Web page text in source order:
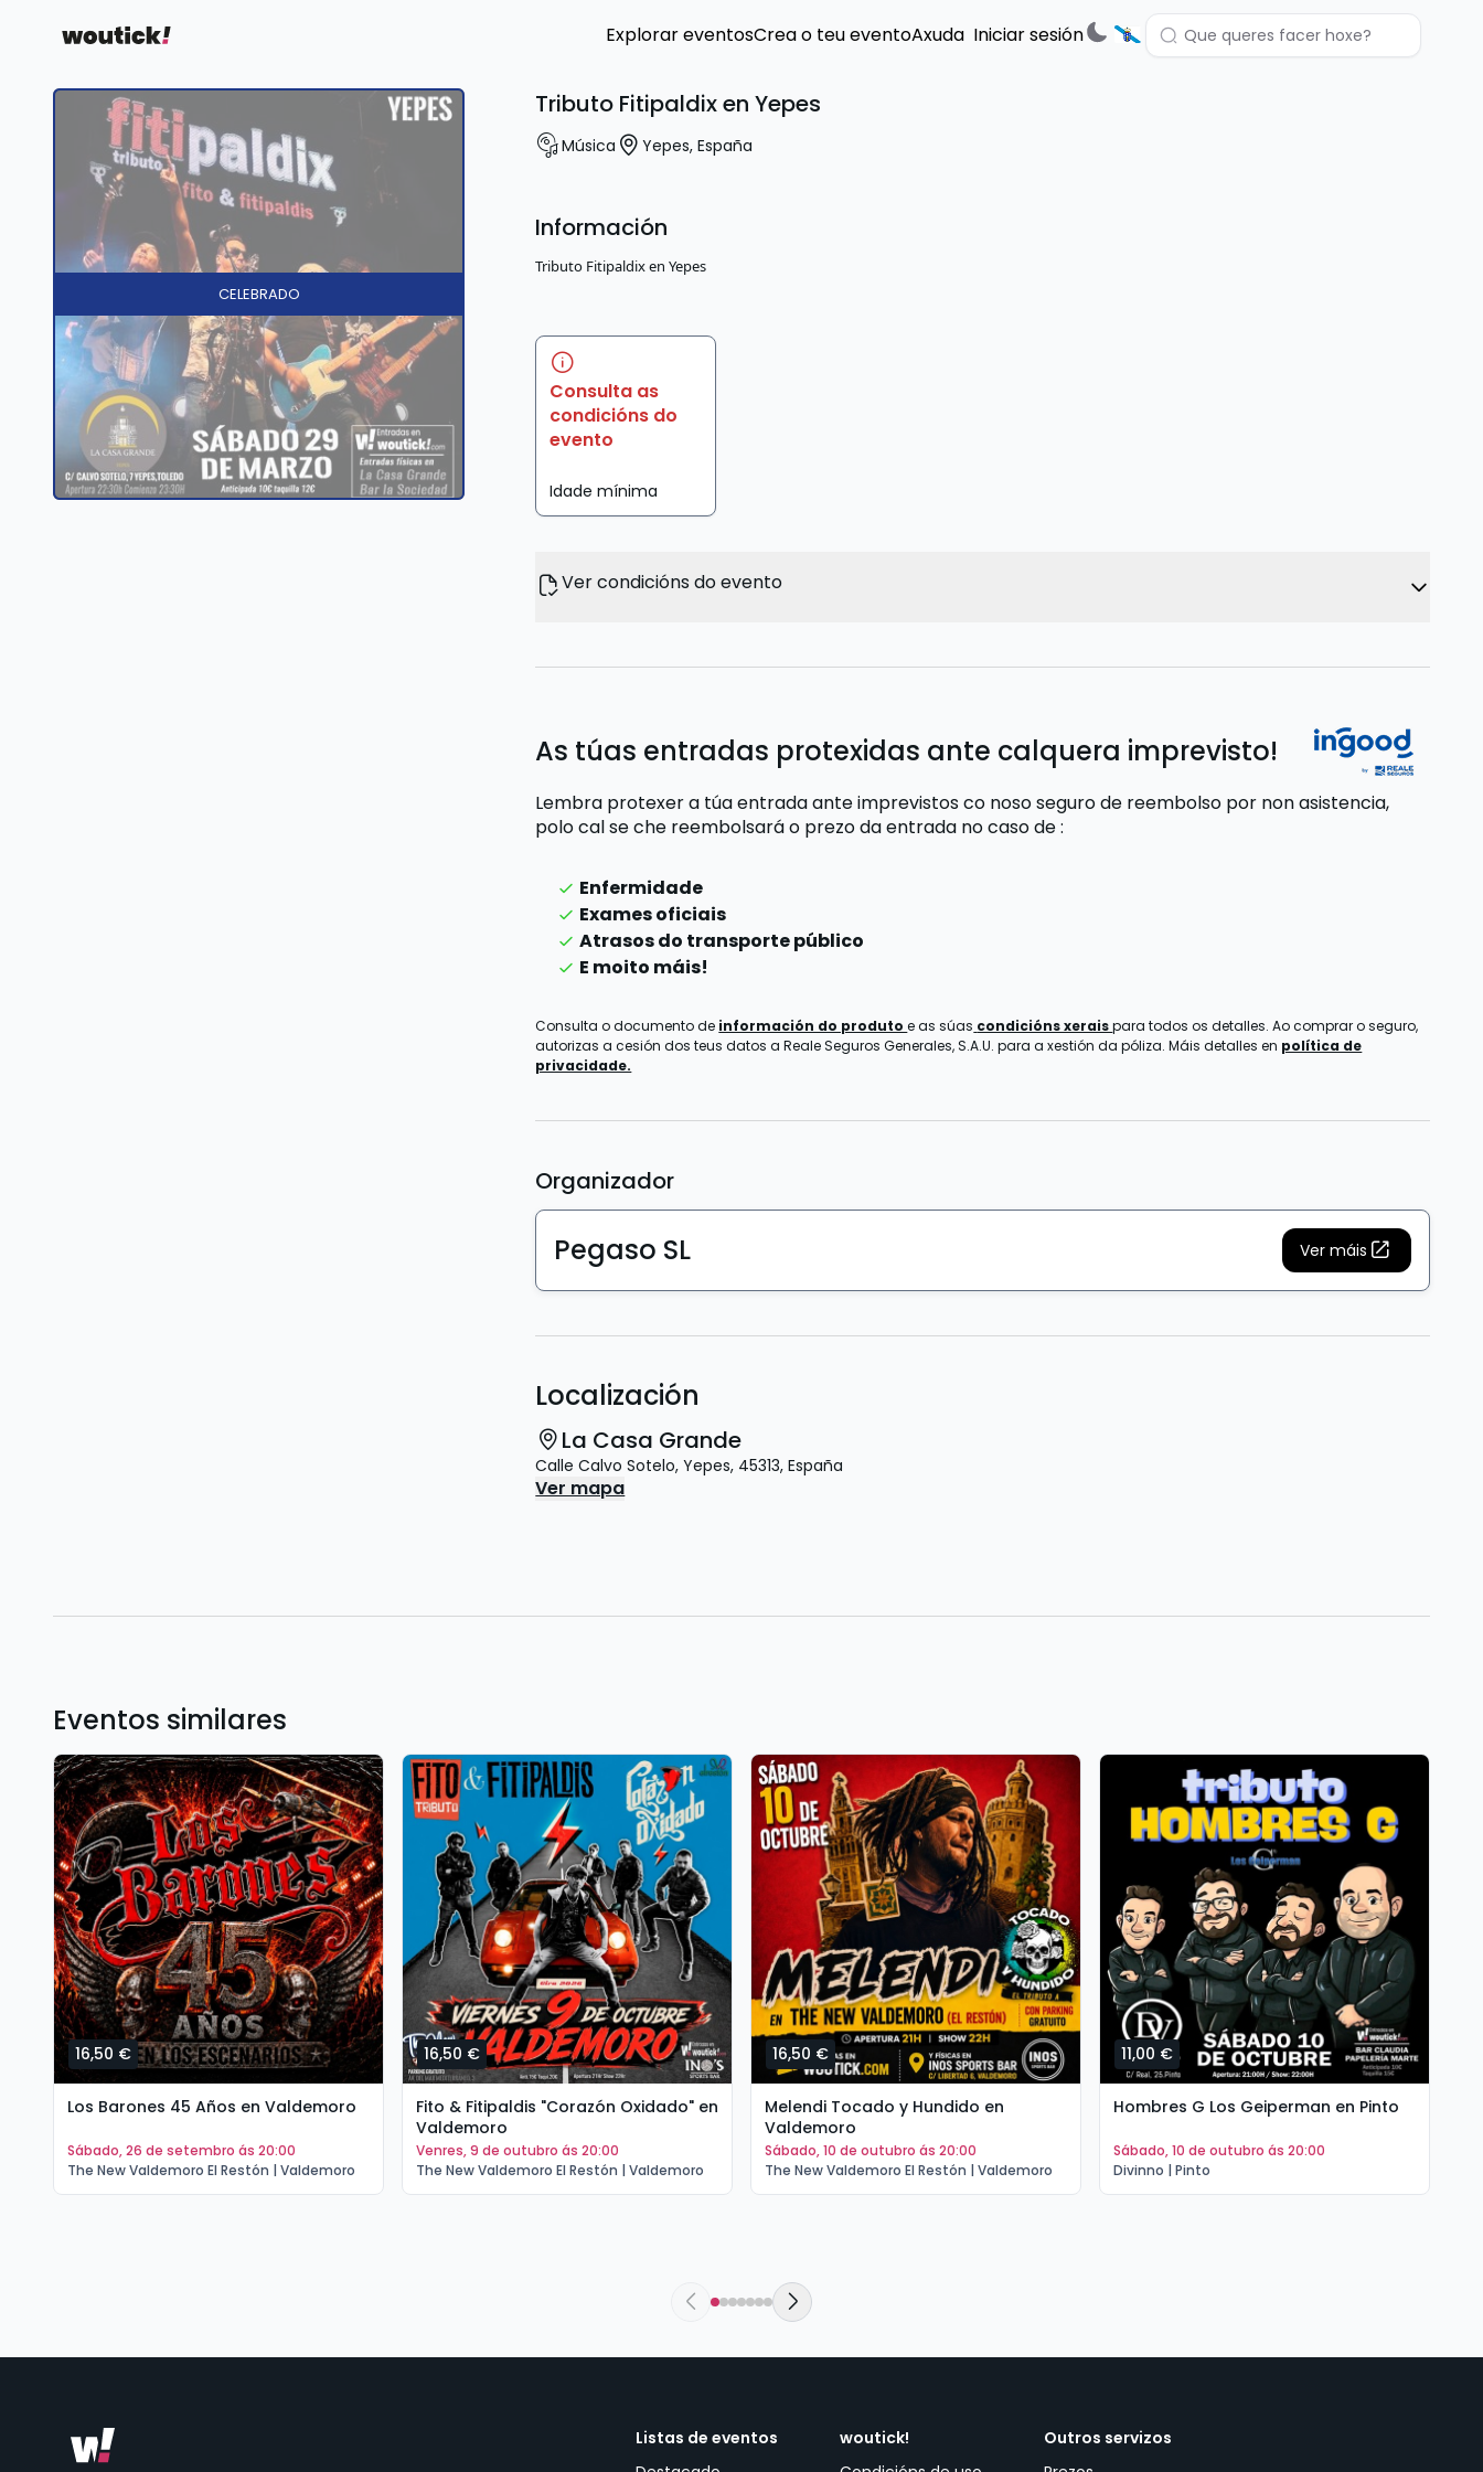
Explorar eventosCrea o teu eventoAxuda Iniciar sesión
CELEBRADO
Tributo Fitipaldix en Yepes
Música Yepes, España
Información
Tributo Fitipaldix en Yepes
Consulta as
condicións do
evento
Idade mínima
Ver condicións do evento
As túas entradas protexidas ante calquera imprevisto!
Lembra protexer a túa entrada ante imprevistos co noso seguro de reembolso por non asistencia,
polo cal se che reembolsará o prezo da entrada no caso de:
Enfermidade
Exames oficiais
Atrasos do transporte público
E moito máis!
Consulta o documento de información do produtoe as súas condicións xeraispara todos os detalles. Ao comprar o seguro,
autorizas a cesión dos teus datos a Reale Seguros Generales, S.A.U. para a xestión da póliza. Máis detalles en política de
privacidade.
Organizador
Pegaso SL Ver máis
Localización
La Casa Grande
Calle Calvo Sotelo, Yepes, 45313, España
Ver mapa
Eventos similares
16,50 €
Los Barones 45 Años en Valdemoro
sábado, 26 de setembro ás 20:00
The New Valdemoro El Restón | Valdemoro
16,50 €
Fito & Fitipaldis "Corazón Oxidado" en
Valdemoro
venres, 9 de outubro ás 20:00
The New Valdemoro El Restón | Valdemoro
16,50 €
Melendi Tocado y Hundido en
Valdemoro
sábado, 10 de outubro ás 20:00
The New Valdemoro El Restón | Valdemoro
11,00 €
Hombres G Los Geiperman en Pinto
sábado, 10 de outubro ás 20:00
Divinno | Pinto
Listas de eventos
woutick!
Outros servizos